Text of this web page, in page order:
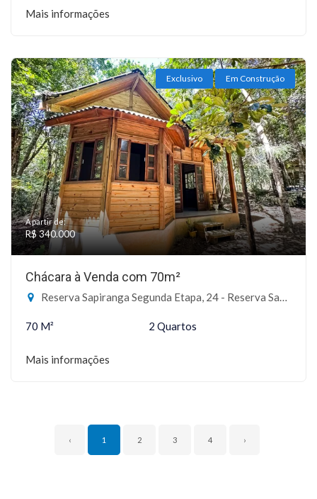
Mais informações
Exclusivo Em Construção
A partir de:
R$ 340.000
Chácara à Venda com 70m²
Reserva Sapiranga Segunda Etapa, 24 - Reserva Sapiranga, Mata de São João-BA
70 M² 2 Quartos
Mais informações
‹ 1 2 3 4 ›